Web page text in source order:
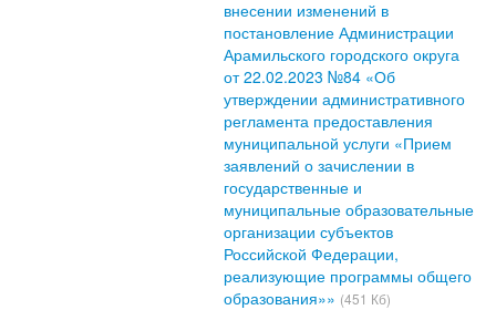
внесении изменений в
постановление Администрации
Арамильского городского округа
от 22.02.2023 №84 «Об
утверждении административного
регламента предоставления
муниципальной услуги «Прием
заявлений о зачислении в
государственные и
муниципальные образовательные
организации субъектов
Российской Федерации,
реализующие программы общего
образования»» (451 Кб)